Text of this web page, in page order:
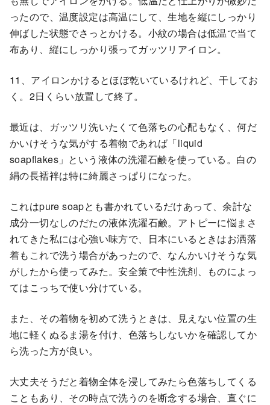
ったので、温度設定は高温にして、生地を縦にしっかり
伸ばした状態でさっとかける。小紋の場合は低温で当て
布あり、縦にしっかり張ってガッツリアイロン。
11、アイロンかけるとほぼ乾いているけれど、干してお
く。2日くらい放置して終了。
最近は、ガッツリ洗いたくて色落ちの心配もなく、何だ
かいけそうな気がする着物であれば「liquid
soapflakes」という液体の洗濯石鹸を使っている。白の
絹の長襦袢は特に綺麗さっぱりになった。
これはpure soapとも書かれているだけあって、余計な
成分一切なしのだたの液体洗濯石鹸。アトピーに悩まさ
れてきた私には心強い味方で、日本にいるときはお洒落
着もこれで洗う場合があったので、なんかいけそうな気
がしたから使ってみた。安全策で中性洗剤、ものによっ
てはこっちで使い分けている。
また、その着物を初めて洗うときは、見えない位置の生
地に軽くぬるま湯を付け、色落ちしないかを確認してか
ら洗った方が良い。
大丈夫そうだと着物全体を浸してみたら色落ちしてくる
こともあり、その時点で洗うのを断念する場合、直ぐに